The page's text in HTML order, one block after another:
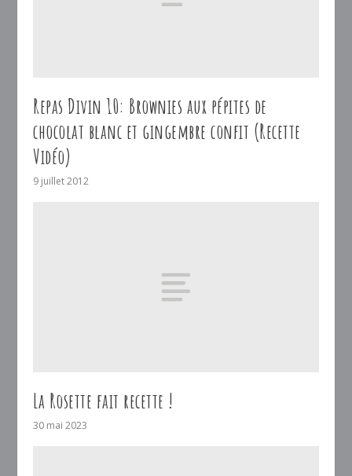
Repas Divin 10: Brownies aux pépites de
chocolat blanc et gingembre confit (Recette
Vidéo)
9 juillet 2012
La Rosette fait recette !
30 mai 2023